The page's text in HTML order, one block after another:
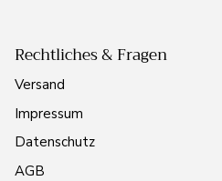
Rechtliches & Fragen
Versand
Impressum
Datenschutz
AGB